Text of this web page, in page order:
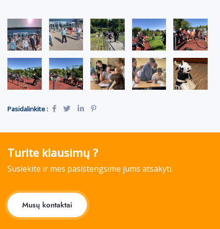
Pasidalinkite :
Turite klausimų ?
Susiekite ir mes pasistengsime jums atsakyti.
Musų kontaktai